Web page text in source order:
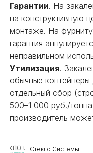
Гарантии. На
на конструктивную
монтаже. На
гарантия
неправильном
Утилизация.
обычные контейнеры
отдельный сбор
500–1 000 руб./
производитель
Стекло Системы